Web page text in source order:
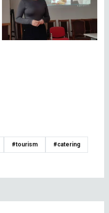
#tourism #catering